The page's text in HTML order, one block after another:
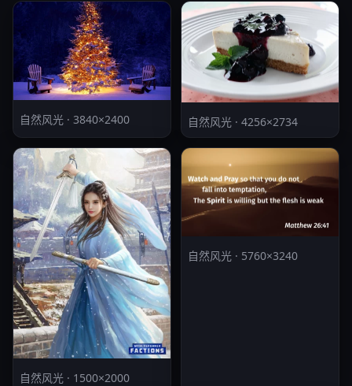
自然风光 · 3840×2400 自然风光 · 4256×2734
自然风光 · 1500×2000
自然风光 · 5760×3240